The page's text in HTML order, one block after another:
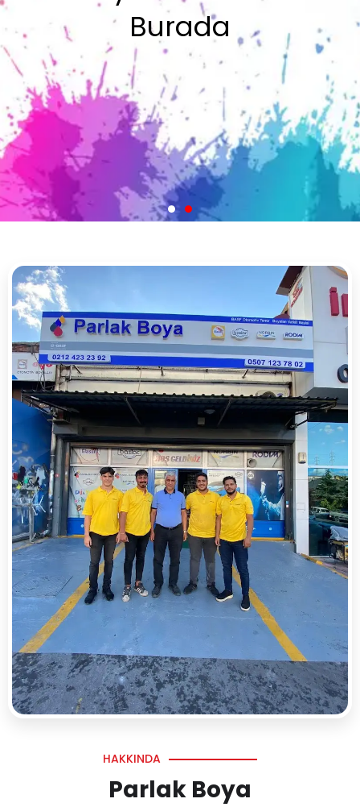
HAKKINDA
Parlak Boya